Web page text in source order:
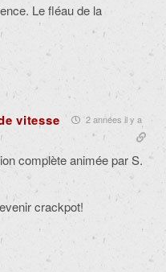
Le fléau de la
vitesse 2 années il y a
complète animée par S.
crackpot!